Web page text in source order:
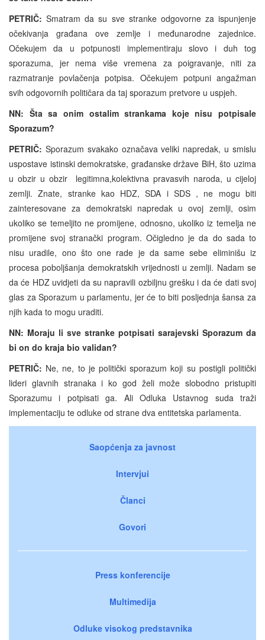
PETRIČ:Smatram da su sve stranke odgovorne za ispunjenje
očekivanja građana ove zemlje i međunarodne zajednice.
Očekujem da u potpunosti implementiraju slovo i duh tog
sporazuma, jer nema više vremena za poigravanje, niti za
razmatranje povlačenja potpisa. Očekujem potpuni angažman
svih odgovornih političara da taj sporazum pretvore u uspjeh.
NN: Šta sa onim ostalim strankama koje nisu potpisale
Sporazum?
PETRIČ: Sporazum svakako označava veliki napredak, u smislu
uspostave istinski demokratske, građanske države BiH, što uzima
u obzir u obzir legitimna,kolektivna pravasvih naroda, u cijeloj
zemlji. Znate, stranke kao HDZ, SDA i SDS , ne mogu biti
zainteresovane za demokratski napredak u ovoj zemlji, osim
ukoliko se temeljito ne promijene, odnosno, ukoliko iz temelja ne
promijene svoj stranački program. Očigledno je da do sada to
nisu uradile, ono što one rade je da same sebe eliminišu iz
procesa poboljšanja demokratskih vrijednosti u zemlji. Nadam se
da će HDZ uvidjeti da su napravili ozbiljnu grešku i da će dati svoj
glas za Sporazum u parlamentu, jer će to biti posljednja šansa za
njih kada to mogu uraditi.
NN: Moraju li sve stranke potpisati sarajevski Sporazum da
bi on do kraja bio validan?
PETRIČ: Ne, ne, to je politički sporazum koji su postigli politički
lideri glavnih stranaka i ko god želi može slobodno pristupiti
Sporazumu i potpisati ga. Ali Odluka Ustavnog suda traži
implementaciju te odluke od strane dva entitetska parlamenta.
Saopćenja za javnost
Intervjui
Članci
Govori
Press konferencije
Multimedija
Odluke visokog predstavnika